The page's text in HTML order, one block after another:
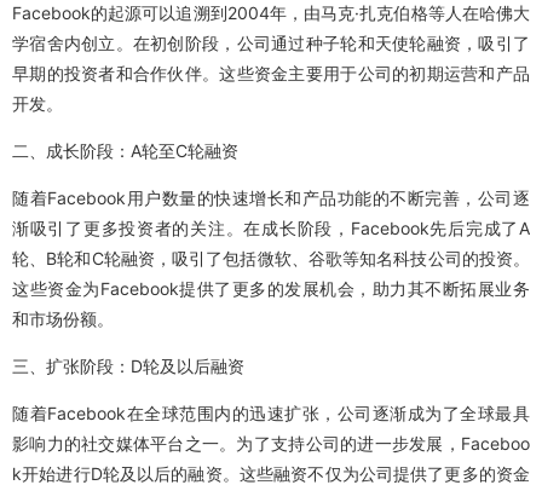
Facebook的起源可以追溯到2004年，由马克·扎克伯格等人在哈佛大
学宿舍内创立。在初创阶段，公司通过种子轮和天使轮融资，吸引了
早期的投资者和合作伙伴。这些资金主要用于公司的初期运营和产品
开发。
二、成长阶段：A轮至C轮融资
随着Facebook用户数量的快速增长和产品功能的不断完善，公司逐
渐吸引了更多投资者的关注。在成长阶段，Facebook先后完成了A
轮、B轮和C轮融资，吸引了包括微软、谷歌等知名科技公司的投资。
这些资金为Facebook提供了更多的发展机会，助力其不断拓展业务
和市场份额。
三、扩张阶段：D轮及以后融资
随着Facebook在全球范围内的迅速扩张，公司逐渐成为了全球最具
影响力的社交媒体平台之一。为了支持公司的进一步发展，Faceboo
k开始进行D轮及以后的融资。这些融资不仅为公司提供了更多的资金